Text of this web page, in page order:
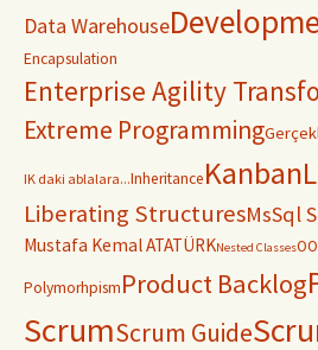
Data Warehouse
Encapsulation
Enterprise Agility
Extreme Programming
IK daki ablalara...InheritanceKanban
Liberating StructuresMsSql
Mustafa Kemal ATATÜRKNested Classes
PolymorhpismProduct Backlog
ScrumScrum Guide